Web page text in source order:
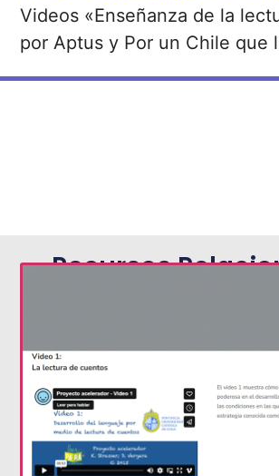
Videos «Enseñanza de la
por Aptus y Por un Chile que
Recursos